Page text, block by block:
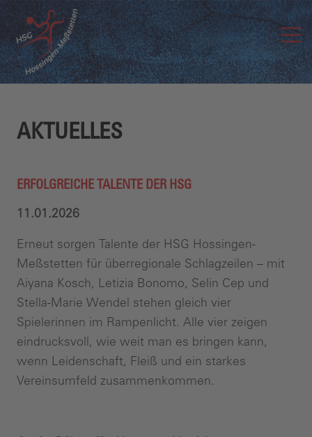
AKTUELLES
ERFOLGREICHE TALENTE DER HSG
11.01.2026
Erneut sorgen Talente der HSG Hossingen-
Meßstetten für überregionale Schlagzeilen – mit
Aiyana Kosch, Letizia Bonomo, Selin Cep und
Stella-Marie Wendel stehen gleich vier
Spielerinnen im Rampenlicht. Alle vier zeigen
eindrucksvoll, wie weit man es bringen kann,
wenn Leidenschaft, Fleiß und ein starkes
Vereinsumfeld zusammenkommen.